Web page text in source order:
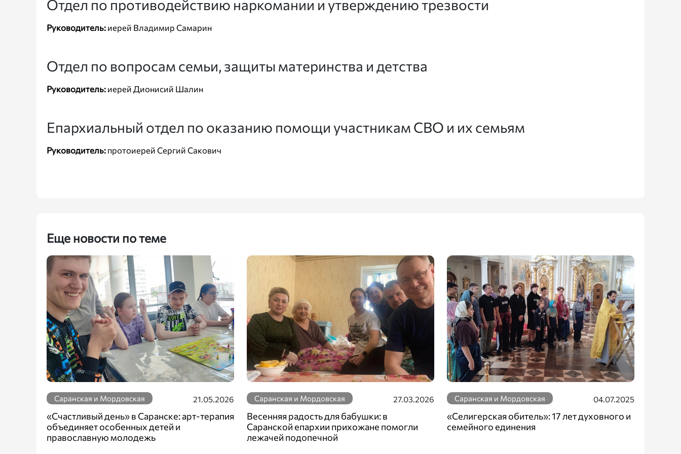
Отдел по противодействию наркомании и утверждению трезвости
Руководитель: иерей Владимир Самарин
Отдел по вопросам семьи, защиты материнства и детства
Руководитель: иерей Дионисий Шалин
Епархиальный отдел по оказанию помощи участникам СВО и их семьям
Руководитель: протоиерей Сергий Сакович
Еще новости по теме
Саранская и Мордовская 21.05.2026
«Счастливый день» в Саранске: арт-терапия
объединяет особенных детей и
православную молодежь
Саранская и Мордовская 27.03.2026
Весенняя радость для бабушки: в
Саранской епархии прихожане помогли
лежачей подопечной
Саранская и Мордовская 04.07.2025
«Селигерская обитель»: 17 лет духовного и
семейного единения